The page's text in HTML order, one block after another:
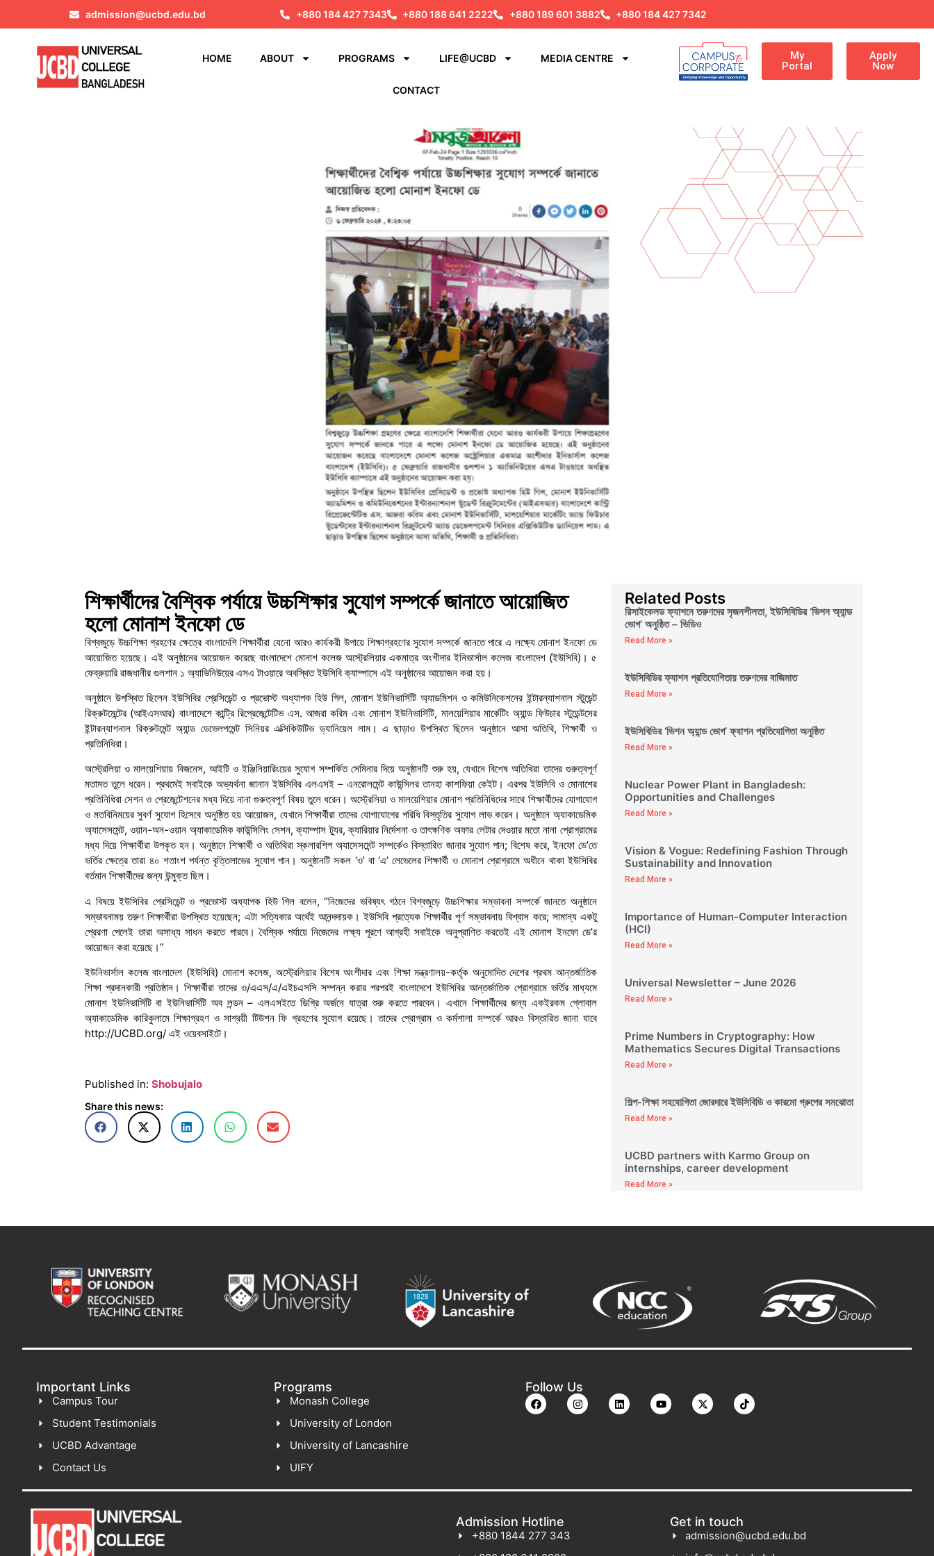
admission@ucbd.edu.bd +880 184 427 7343 +880 188 641 2222 +880 189 601 3882 +880 184 427 7342
HOME ABOUT PROGRAMS LIFE@UCBD MEDIA CENTRE
CONTACT
My
Portal
Apply
Now
শিক্ষার্থীদের বৈশ্বিক পর্যায়ে উচ্চশিক্ষার সুযোগ সম্পর্কে জানাতে আয়োজিত
হলো মোনাশ ইনফো ডে
বিশ্বজুড়ে উচ্চশিক্ষা গ্রহণের ক্ষেত্রে বাংলাদেশি শিক্ষার্থীরা যেনো আরও কার্যকরী উপায়ে শিক্ষাগ্রহণের সুযোগ সম্পর্কে জানতে পারে এ লক্ষ্যে মোনাশ ইনফো ডে
আয়োজিত হয়েছে। এই অনুষ্ঠানের আয়োজন করেছে বাংলাদেশে মোনাশ কলেজ অস্ট্রেলিয়ার একমাত্র অংশীদার ইনিভার্সাল কলেজ বাংলাদেশ (ইউসিবি)। ৫
ফেব্রুয়ারি রাজধানীর গুলশান ১ অ্যাভিনিউয়ের এসএ টাওয়ারে অবস্থিত ইউসিবি ক্যাম্পাসে এই অনুষ্ঠানের আয়োজন করা হয়।
অনুষ্ঠানে উপস্থিত ছিলেন ইউসিবির প্রেসিডেন্ট ও প্রভোস্ট অধ্যাপক হিউ গিল, মোনাশ ইউনিভার্সিটি অ্যাডমিশন ও কমিউনিকেশনের ইন্টারন্যাশনাল স্টুডেন্ট
রিক্রুটমেন্টের (আইএসআর) বাংলাদেশে কান্ট্রি রিপ্রেজেন্টেটিভ এস. আজরা করিম এবং মোনাশ ইউনিভার্সিটি, মালয়েশিয়ার মার্কেটিং অ্যান্ড ফিউচার স্টুডেন্টসের
ইন্টারন্যাশনাল রিক্রুটমেন্ট অ্যান্ড ডেভেলপমেন্ট সিনিয়র এক্সিকিউটিভ ড্যানিয়েল লাম। এ ছাড়াও উপস্থিত ছিলেন অনুষ্ঠানে আসা অতিথি, শিক্ষার্থী ও
প্রতিনিধিরা।
অস্ট্রেলিয়া ও মালয়েশিয়ায় বিজনেস, আইটি ও ইঞ্জিনিয়ারিংয়ের সুযোগ সম্পর্কিত সেমিনার দিয়ে অনুষ্ঠানটি শুরু হয়, যেখানে বিশেষ অতিথিরা তাদের গুরুত্বপূর্ণ
মতামত তুলে ধরেন। প্রথমেই সবাইকে অভ্যর্থনা জানান ইউসিবির এলএসই – এনরোলমেন্ট কাউন্সিলর তানহা কাশফিয়া কেইট। এরপর ইউসিবি ও মোনাশের
প্রতিনিধিরা সেশন ও প্রেজেন্টেশনের মধ্য দিয়ে নানা গুরুত্বপূর্ণ বিষয় তুলে ধরেন। অস্ট্রেলিয়া ও মালয়েশিয়ার মোনাশ প্রতিনিধিদের সাথে শিক্ষার্থীদের যোগাযোগ
ও মতবিনিময়ের সুবর্ণ সুযোগ হিসেবে অনুষ্ঠিত হয় আয়োজন, যেখানে শিক্ষার্থীরা তাদের যোগাযোগের পরিধি বিস্তৃতির সুযোগ লাভ করেন। অনুষ্ঠানে অ্যাকাডেমিক
অ্যাসেসমেন্ট, ওয়ান-অন-ওয়ান অ্যাকাডেমিক কাউন্সিলিং সেশন, ক্যাম্পাস ট্যুর, ক্যারিয়ার নির্দেশনা ও তাৎক্ষণিক অফার লেটার দেওয়ার মতো নানা প্রোগ্রামের
মধ্য দিয়ে শিক্ষার্থীরা উপকৃত হন। অনুষ্ঠানে শিক্ষার্থী ও অতিথিরা স্কলারশিপ অ্যাসেসমেন্ট সম্পর্কেও বিস্তারিত জানার সুযোগ পান; বিশেষ করে, ইনফো ডে’তে
ভর্তির ক্ষেত্রে তারা ৪০ শতাংশ পর্যন্ত বৃত্তিলাভের সুযোগ পান। অনুষ্ঠানটি সকল ‘ও’ বা ‘এ’ লেভেলের শিক্ষার্থী ও মোনাশ প্রোগ্রামে অধীনে থাকা ইউসিবির
বর্তমান শিক্ষার্থীদের জন্য উন্মুক্ত ছিল।
এ বিষয়ে ইউসিবির প্রেসিডেন্ট ও প্রভোস্ট অধ্যাপক হিউ গিল বলেন, “নিজেদের ভবিষ্যৎ গঠনে বিশ্বজুড়ে উচ্চশিক্ষার সম্ভাবনা সম্পর্কে জানতে অনুষ্ঠানে
সম্ভাবনাময় তরুণ শিক্ষার্থীরা উপস্থিত হয়েছেন; এটা সত্যিকার অর্থেই আনন্দদায়ক। ইউসিবি প্রত্যেক শিক্ষার্থীর পূর্ণ সম্ভাবনায় বিশ্বাস করে; সামান্য একটু
প্রেরণা পেলেই তারা অসাধ্য সাধন করতে পারবে। বৈশ্বিক পর্যায়ে নিজেদের লক্ষ্য পূরণে আগ্রহী সবাইকে অনুপ্রাণিত করতেই এই মোনাশ ইনফো ডে’র
আয়োজন করা হয়েছে।”
ইউনিভার্সাল কলেজ বাংলাদেশ (ইউসিবি) মোনাশ কলেজ, অস্ট্রেলিয়ার বিশেষ অংশীদার এবং শিক্ষা মন্ত্রণালয়-কর্তৃক অনুমোদিত দেশের প্রথম আন্তর্জাতিক
শিক্ষা প্রদানকারী প্রতিষ্ঠান। শিক্ষার্থীরা তাদের ও/এএস/এ/এইচএসসি সম্পন্ন করার পরপরই বাংলাদেশে ইউসিবির আন্তর্জাতিক প্রোগ্রামে ভর্তির মাধ্যমে
মোনাশ ইউনিভার্সিটি বা ইউনিভার্সিটি অব লন্ডন – এলএসইতে ডিগ্রি অর্জনে যাত্রা শুরু করতে পারবেন। এখানে শিক্ষার্থীদের জন্য একইরকম গ্লোবাল
অ্যাকাডেমিক কারিকুলামে শিক্ষাগ্রহণ ও সাশ্রয়ী টিউশন ফি গ্রহণের সুযোগ রয়েছে। তাদের প্রোগ্রাম ও কর্মশালা সম্পর্কে আরও বিস্তারিত জানা যাবে
http://UCBD.org/ এই ওয়েবসাইটে।
Published in: Shobujalo
Share this news:
Related Posts
রিসাইকেলড ফ্যাশনে তরুণদের সৃজনশীলতা, ইউসিবিডির ‘ভিশন অ্যান্ড
ভোগ’ অনুষ্ঠিত – ভিডিও
Read More »
ইউসিবিডির ফ্যাশন প্রতিযোগিতায় তরুণদের বাজিমাত
Read More »
ইউসিবিডির ‘ভিশন অ্যান্ড ভোগ’ ফ্যাশন প্রতিযোগিতা অনুষ্ঠিত
Read More »
Nuclear Power Plant in Bangladesh:
Opportunities and Challenges
Read More »
Vision & Vogue: Redefining Fashion Through
Sustainability and Innovation
Read More »
Importance of Human-Computer Interaction
(HCI)
Read More »
Universal Newsletter – June 2026
Read More »
Prime Numbers in Cryptography: How
Mathematics Secures Digital Transactions
Read More »
শিল্প-শিক্ষা সহযোগিতা জোরদারে ইউসিবিডি ও কারমো গ্রুপের সমঝোতা
Read More »
UCBD partners with Karmo Group on
internships, career development
Read More »
Important Links
Campus Tour
Student Testimonials
UCBD Advantage
Contact Us
Programs
Monash College
University of London
University of Lancashire
UIFY
Follow Us
Admission Hotline
+880 1844 277 343
Get in touch
admission@ucbd.edu.bd